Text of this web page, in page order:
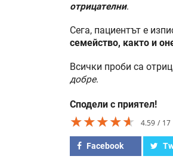
отрицателни.
Сега, пациентът е
семейство, както и
Всички проби са
добре.
Сподели с приятел!
★★★★★
★★★★★
★★★★★ 4.59 17
Facebook